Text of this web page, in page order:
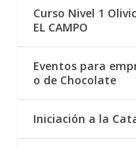
Curso Nivel 1
EL CAMPO
Eventos para
o de Chocolate
Iniciación a la